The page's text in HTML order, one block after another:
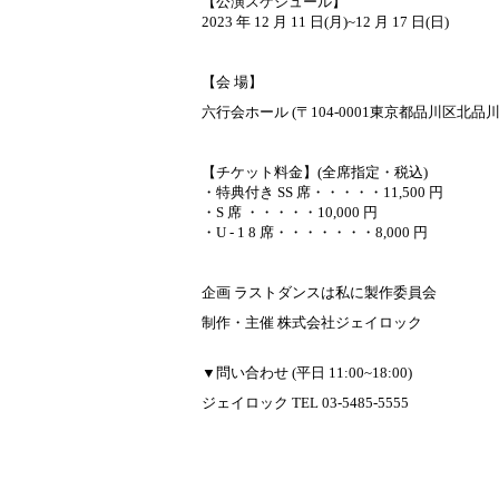
2023 年 12 月 11 日(月)~12 月 17 日(日)
【会 場】
六行会ホール (〒104-0001東京都品川区北品
【チケット料金】(全席指定・税込)
・特典付き SS 席・・・・・11,500 円
・S 席 ・・・・・10,000 円
・U - 1 8 席・・・・・・・8,000 円
企画 ラストダンスは私に製作委員会
制作・主催 株式会社ジェイロック
▼問い合わせ (平日 11:00~18:00)
ジェイロック TEL 03-5485-5555